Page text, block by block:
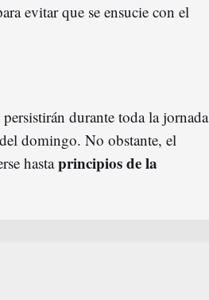
evitar que se ensucie con el
durante toda la jornada
domingo. No obstante, el
hastaprincipios de la